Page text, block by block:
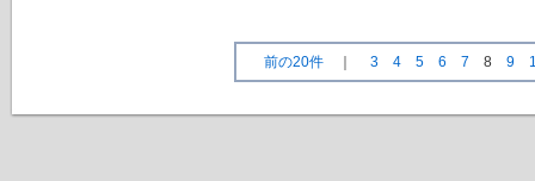
前の20件 3 4 5 6 7 8 9